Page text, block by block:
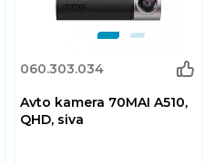
060.303.034
Avto kamera 70MAI A510,
QHD, siva